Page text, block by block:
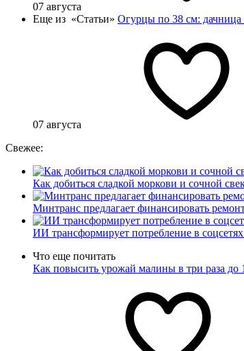
07 августа
Еще из «Статьи» Огурцы по 38 см: дачница
07 августа
Свежее:
Как добиться сладкой моркови и сочной
Минтранс предлагает финансировать
ИИ трансформирует потребление в
Что еще почитать
Как повысить урожай малины в три раза до